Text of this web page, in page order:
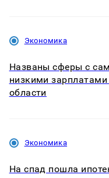
Экономика
Названы сферы с
низкими зарплатами
области
Экономика
На спад пошла